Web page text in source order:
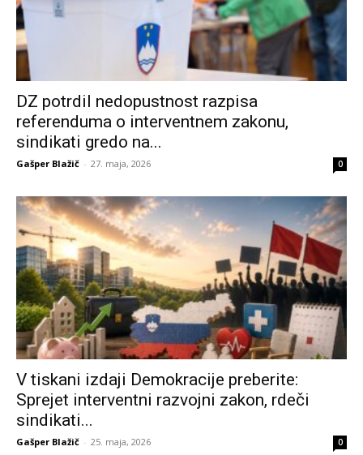
DZ potrdil nedopustnost razpisa
referenduma o interventnem zakonu,
sindikati gredo na...
Gašper Blažič - 27. maja, 2026 0
V tiskani izdaji Demokracije preberite:
Sprejet interventni razvojni zakon, rdeči
sindikati...
Gašper Blažič - 25. maja, 2026 0